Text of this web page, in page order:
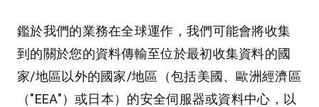
鑑於我們的業務在全球運作，我們可能會將收集
到的關於您的資料傳輸至位於最初收集資料的國
家/地區以外的國家/地區（包括美國、歐洲經濟區
（"EEA"）或日本）的安全伺服器或資料中心，以